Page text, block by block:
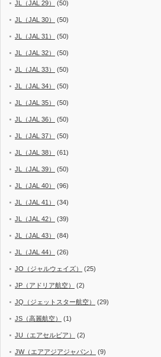
JL（JAL 29） (50)
JL（JAL 30） (50)
JL（JAL 31） (50)
JL（JAL 32） (50)
JL（JAL 33） (50)
JL（JAL 34） (50)
JL（JAL 35） (50)
JL（JAL 36） (50)
JL（JAL 37） (50)
JL（JAL 38） (61)
JL（JAL 39） (50)
JL（JAL 40） (96)
JL（JAL 41） (34)
JL（JAL 42） (39)
JL（JAL 43） (84)
JL（JAL 44） (26)
JO（ジャルウェイズ） (25)
JP（アドリア航空） (2)
JQ（ジェットスター航空） (29)
JS（高麗航空） (1)
JU（エアセルビア） (2)
JW（エアアジアジャパン） (9)